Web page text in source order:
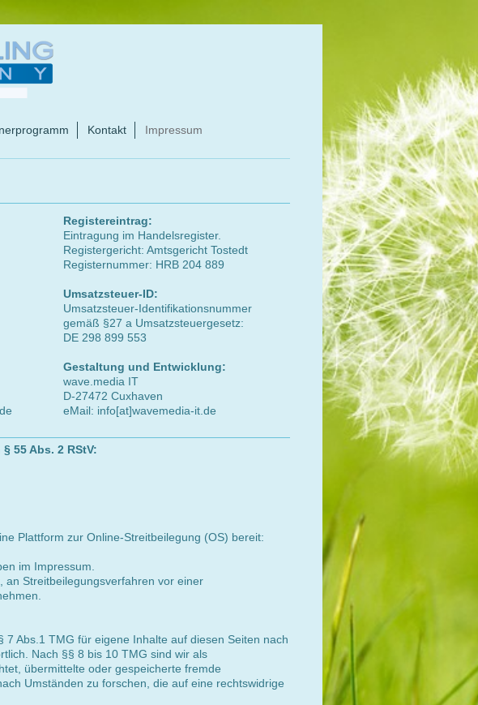
Kontakt Impressum
Registereintrag:
Eintragung im Handelsregister.
Registergericht: Amtsgericht Tostedt
Registernummer: HRB 204 889
Umsatzsteuer-ID:
Umsatzsteuer-Identifikationsnummer
gemäß §27 a Umsatzsteuergesetz:
DE 298 899 553
Gestaltung und Entwicklung:
wave.media IT
D-27472 Cuxhaven
eMail: info[at]wavemedia-it.de
55 Abs. 2 RStV:
Plattform zur Online-Streitbeilegung (OS) bereit:
im Impressum.
an Streitbeilegungsverfahren vor einer
Abs.1 TMG für eigene Inhalte auf diesen Seiten nach
Nach §§ 8 bis 10 TMG sind wir als
übermittelte oder gespeicherte fremde
Umständen zu forschen, die auf eine rechtswidrige